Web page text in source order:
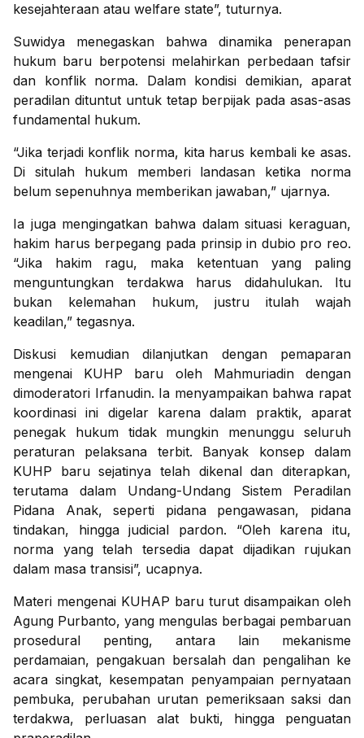
kesejahteraan atau welfare state”, tuturnya.
Suwidya menegaskan bahwa dinamika penerapan
hukum baru berpotensi melahirkan perbedaan tafsir
dan konflik norma. Dalam kondisi demikian, aparat
peradilan dituntut untuk tetap berpijak pada asas-asas
fundamental hukum.
“Jika terjadi konflik norma, kita harus kembali ke asas.
Di situlah hukum memberi landasan ketika norma
belum sepenuhnya memberikan jawaban,” ujarnya.
Ia juga mengingatkan bahwa dalam situasi keraguan,
hakim harus berpegang pada prinsip in dubio pro reo.
“Jika hakim ragu, maka ketentuan yang paling
menguntungkan terdakwa harus didahulukan. Itu
bukan kelemahan hukum, justru itulah wajah
keadilan,” tegasnya.
Diskusi kemudian dilanjutkan dengan pemaparan
mengenai KUHP baru oleh Mahmuriadin dengan
dimoderatori Irfanudin. Ia menyampaikan bahwa rapat
koordinasi ini digelar karena dalam praktik, aparat
penegak hukum tidak mungkin menunggu seluruh
peraturan pelaksana terbit. Banyak konsep dalam
KUHP baru sejatinya telah dikenal dan diterapkan,
terutama dalam Undang-Undang Sistem Peradilan
Pidana Anak, seperti pidana pengawasan, pidana
tindakan, hingga judicial pardon. “Oleh karena itu,
norma yang telah tersedia dapat dijadikan rujukan
dalam masa transisi”, ucapnya.
Materi mengenai KUHAP baru turut disampaikan oleh
Agung Purbanto, yang mengulas berbagai pembaruan
prosedural penting, antara lain mekanisme
perdamaian, pengakuan bersalah dan pengalihan ke
acara singkat, kesempatan penyampaian pernyataan
pembuka, perubahan urutan pemeriksaan saksi dan
terdakwa, perluasan alat bukti, hingga penguatan